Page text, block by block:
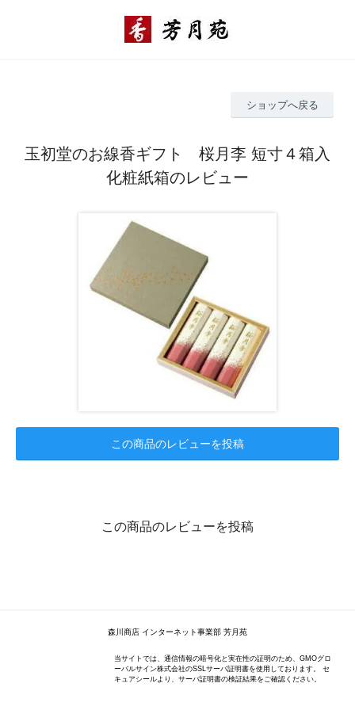
ショップへ戻る
玉初堂のお線香ギフト 桜月李 短寸４箱入
化粧紙箱のレビュー
この商品のレビューを投稿
この商品のレビューを投稿
森川商店 インターネット事業部 芳月苑
当サイトでは、通信情報の暗号化と実在性の証明のため、GMOグロ
ーバルサイン株式会社のSSLサーバ証明書を使用しております。 セ
キュアシールより、サーバ証明書の検証結果をご確認ください。